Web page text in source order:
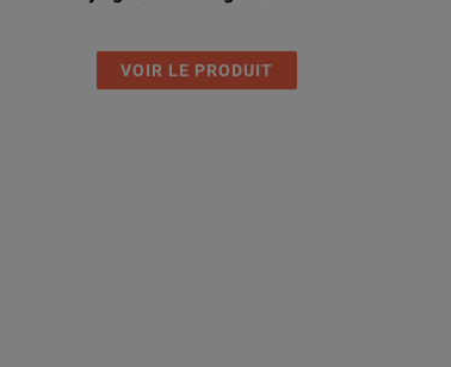
VOIR LE PRODUIT